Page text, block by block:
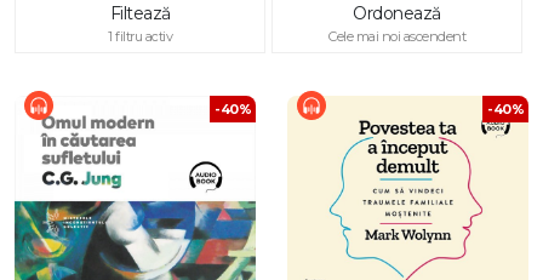
Filtează
1 filtru activ
Ordonează
Cele mai noi ascendent
-40% -40%